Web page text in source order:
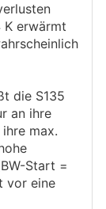
K erwärmt
die S135
an ihre
max.
Start =
vor eine